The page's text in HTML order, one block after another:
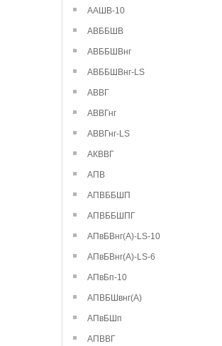
ААШВ-10
АВББШВ
АВББШВнг
АВББШВнг-LS
АВВГ
АВВГнг
АВВГнг-LS
АКВВГ
АПВ
АПВББШП
АПВББШПГ
АПвБВнг(А)-LS-10
АПвБВнг(А)-LS-6
АПвБп-10
АПВБШвнг(А)
АПвБШп
АПВВГ